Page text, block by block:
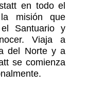
en todo el
la misión que
Santuario y
Viaja a
del Norte y a
se comienza